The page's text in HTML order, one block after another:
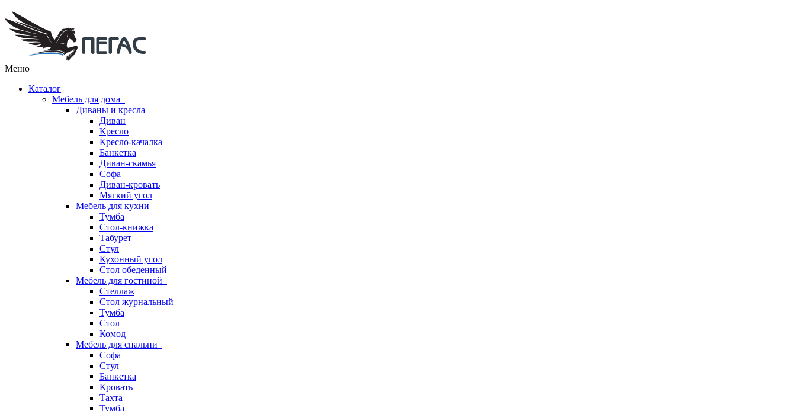
Меню
Каталог
Мебель для дома
Диваны и кресла
Диван
Кресло
Кресло-качалка
Банкетка
Диван-скамья
Софа
Диван-кровать
Мягкий угол
Мебель для кухни
Тумба
Стол-книжка
Табурет
Стул
Кухонный угол
Стол обеденный
Мебель для гостиной
Стеллаж
Стол журнальный
Тумба
Стол
Комод
Мебель для спальни
Софа
Стул
Банкетка
Кровать
Тахта
Тумба